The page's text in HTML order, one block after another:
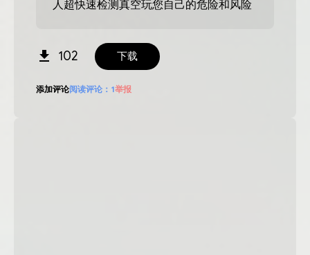
人超快速检测真空玩您自己的危险和风险
102 下载
添加评论阅读评论： 1举报